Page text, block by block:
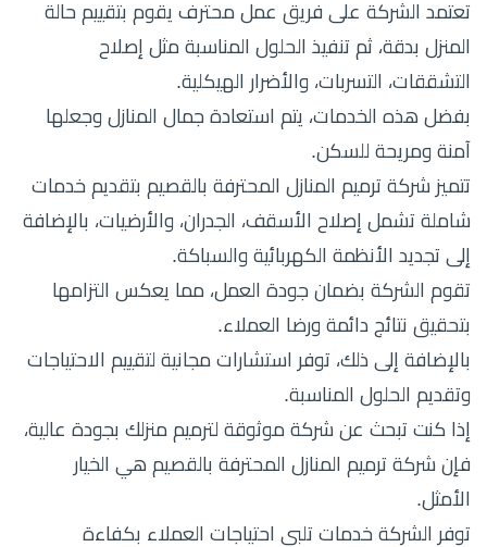
تعتمد الشركة على فريق عمل محترف يقوم بتقييم حالة
المنزل بدقة، ثم تنفيذ الحلول المناسبة مثل إصلاح
التشققات، التسربات، والأضرار الهيكلية.
بفضل هذه الخدمات، يتم استعادة جمال المنازل وجعلها
آمنة ومريحة للسكن.
تتميز شركة ترميم المنازل المحترفة بالقصيم بتقديم خدمات
شاملة تشمل إصلاح الأسقف، الجدران، والأرضيات، بالإضافة
إلى تجديد الأنظمة الكهربائية والسباكة.
تقوم الشركة بضمان جودة العمل، مما يعكس التزامها
بتحقيق نتائج دائمة ورضا العملاء.
بالإضافة إلى ذلك، توفر استشارات مجانية لتقييم الاحتياجات
وتقديم الحلول المناسبة.
إذا كنت تبحث عن شركة موثوقة لترميم منزلك بجودة عالية،
فإن شركة ترميم المنازل المحترفة بالقصيم هي الخيار
الأمثل.
توفر الشركة خدمات تلبي احتياجات العملاء بكفاءة